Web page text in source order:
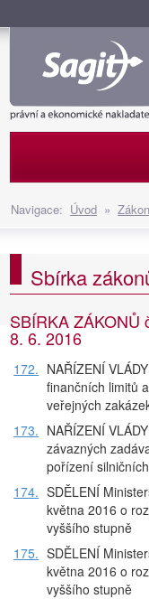
Navigace: Úvod »
Sbírka
SBÍRKA ZÁKONŮ
8. 6. 2016
172. NAŘÍZENÍ
finančních limitů
veřejných
173. NAŘÍZENÍ
závazných
pořízení
174. SDĚLENÍ
května 2016 o
vyššího stupně
175. SDĚLENÍ
května 2016 o
vyššího stupně